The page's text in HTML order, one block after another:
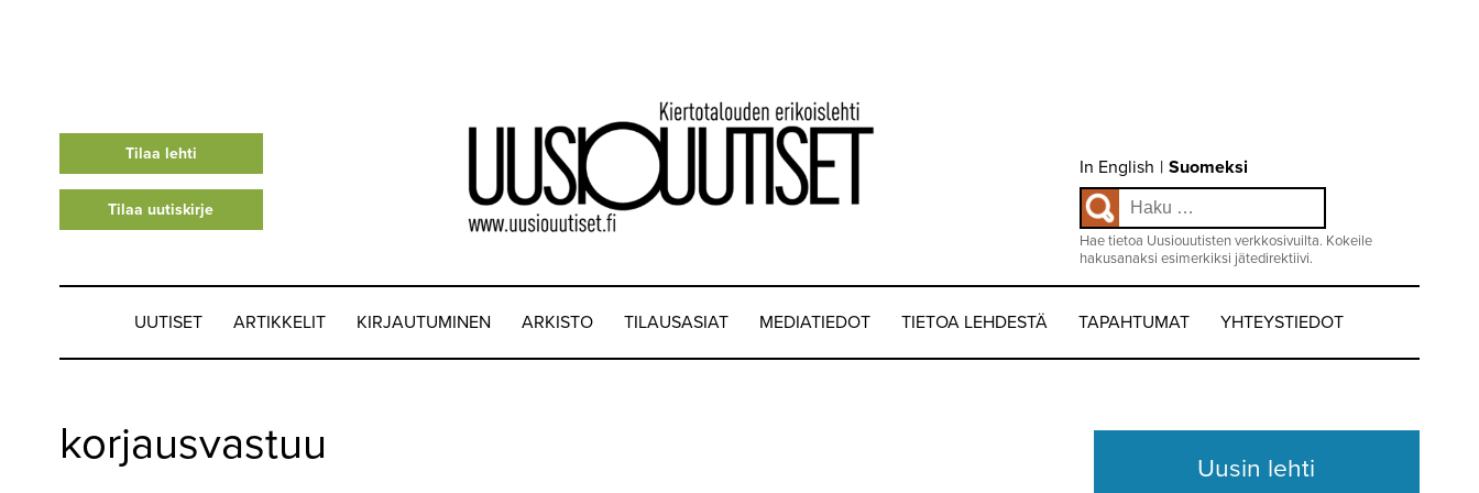
Tilaa lehti
Tilaa uutiskirje
Choose
language
Valitse
kieli:
In English | Suomeksi
Haku:
Hae tietoa Uusiouutisten verkkosivuilta. Kokeile
hakusanaksi esimerkiksi jätedirektiivi.
UUTISET ARTIKKELIT KIRJAUTUMINEN ARKISTO TILAUSASIAT MEDIATIEDOT TIETOA LEHDESTÄ TAPAHTUMAT YHTEYSTIEDOT
ARTIKKELIT
korjausvastuu Uusin lehti